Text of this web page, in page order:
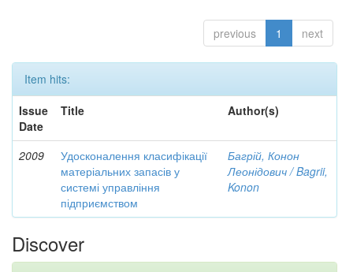
previous 1 next
Item hits:
Issue
Date
Title Author(s)
2009
Удосконалення класифікації
матеріальних запасів у
системі управління
підприємством
Багрій, Конон
Леонідович / Bagrii,
Konon
Discover